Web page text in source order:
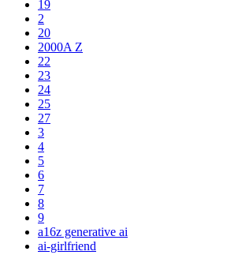
19
2
20
2000A Z
22
23
24
25
27
3
4
5
6
7
8
9
a16z generative ai
ai-girlfriend